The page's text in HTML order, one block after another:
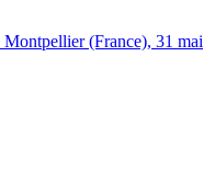
(France), 31 mai